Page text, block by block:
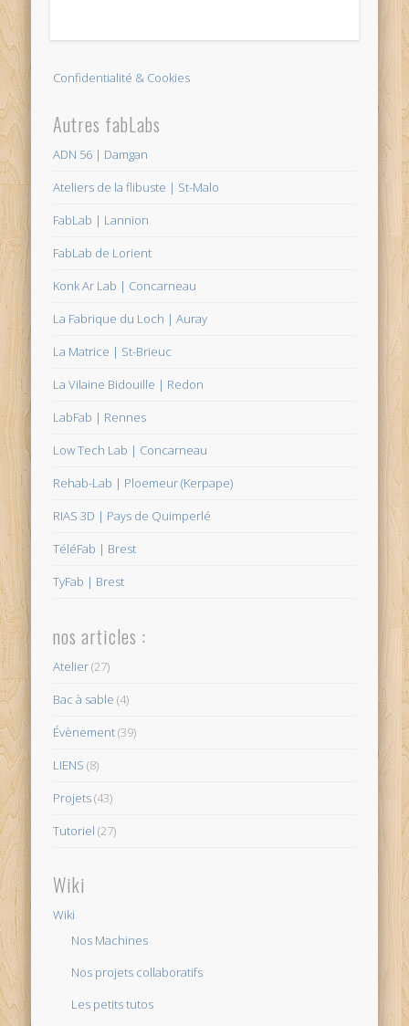
Confidentialité & Cookies
Autres fabLabs
ADN 56 | Damgan
Ateliers de la flibuste | St-Malo
FabLab | Lannion
FabLab de Lorient
Konk Ar Lab | Concarneau
La Fabrique du Loch | Auray
La Matrice | St-Brieuc
La Vilaine Bidouille | Redon
LabFab | Rennes
Low Tech Lab | Concarneau
Rehab-Lab | Ploemeur (Kerpape)
RIAS 3D | Pays de Quimperlé
TéléFab | Brest
TyFab | Brest
nos articles :
Atelier(27)
Bac à sable (4)
Évènement(39)
LIENS (8)
Projets(43)
Tutoriel (27)
Wiki
Wiki
Nos Machines
Nos projets collaboratifs
Les petits tutos